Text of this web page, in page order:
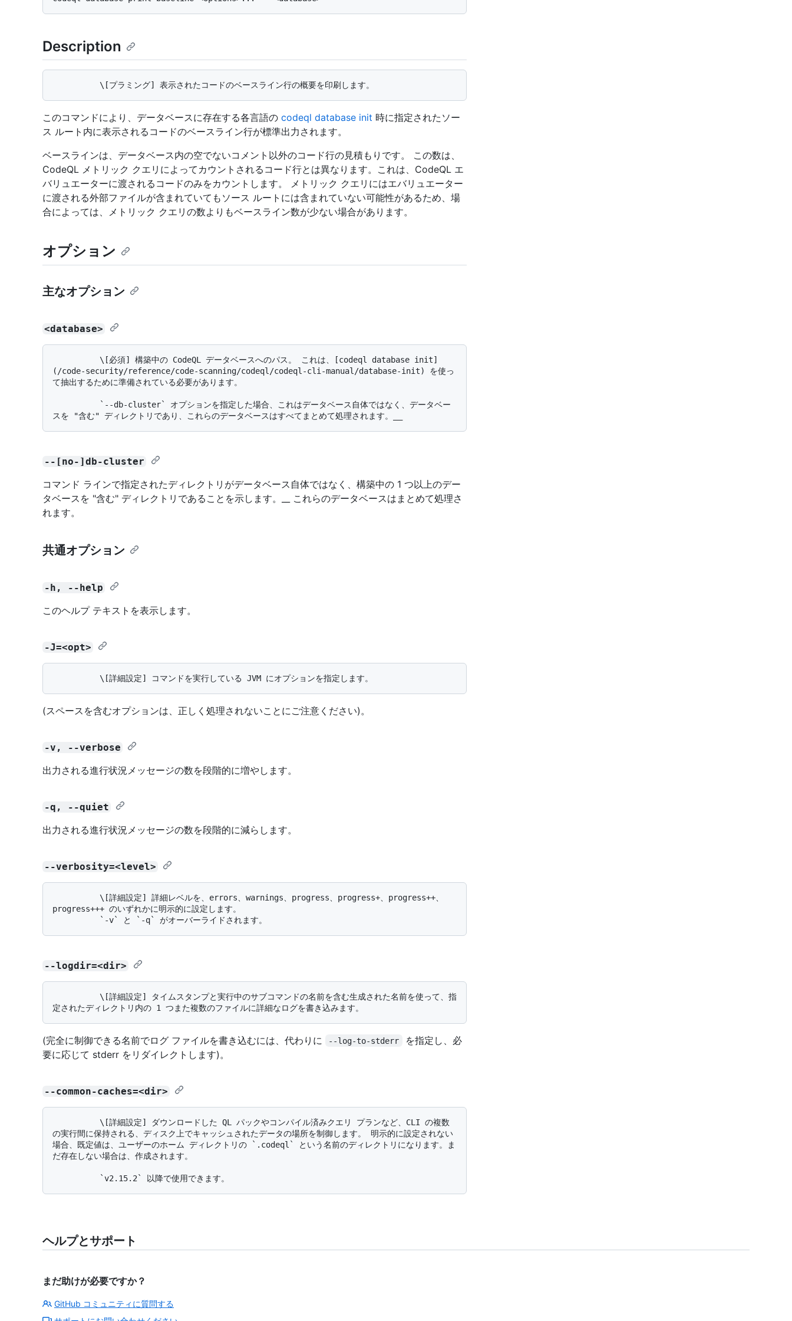
Description
このコマンドにより、データベースに存在する各言語の codeql database init 時に指定されたソー
ス ルート内に表示されるコードのベースライン行が標準出力されます。
ベースラインは、データベース内の空でないコメント以外のコード行の見積もりです。 この数は、
CodeQL メトリック クエリによってカウントされるコード行とは異なります。これは、CodeQL エ
バリュエーターに渡されるコードのみをカウントします。 メトリック クエリにはエバリュエーター
に渡される外部ファイルが含まれていてもソース ルートには含まれていない可能性があるため、場
合によっては、メトリック クエリの数よりもベースライン数が少ない場合があります。
オプション
主なオプション
<database>
(/code-security/reference/code-scanning/codeql/codeql-cli-manual/database-init) を使っ
て抽出するために準備されている必要があります。
--[no-]db-cluster
コマンド ラインで指定されたディレクトリがデータベース自体ではなく、構築中の 1 つ以上のデー
タベースを "含む" ディレクトリであることを示します。__ これらのデータベースはまとめて処理さ
れます。
共通オプション
-h, --help
このヘルプ テキストを表示します。
-J=<opt>
(スペースを含むオプションは、正しく処理されないことにご注意ください)。
-v, --verbose
出力される進行状況メッセージの数を段階的に増やします。
-q, --quiet
出力される進行状況メッセージの数を段階的に減らします。
--verbosity=<level>
progress+++ のいずれかに明示的に設定します。
--logdir=<dir>
(完全に制御できる名前でログ ファイルを書き込むには、代わりに --log-to-stderr
を指定し、必
要に応じて stderr をリダイレクトします)。
--common-caches=<dir>
の実行間に保持される、ディスク上でキャッシュされたデータの場所を制御します。 明示的に設定されない
場合、既定値は、ユーザーのホーム ディレクトリの `.codeql` という名前のディレクトリになります。ま
だ存在しない場合は、作成されます。
ヘルプとサポート
まだ助けが必要ですか？
GitHub コミュニティに質問する